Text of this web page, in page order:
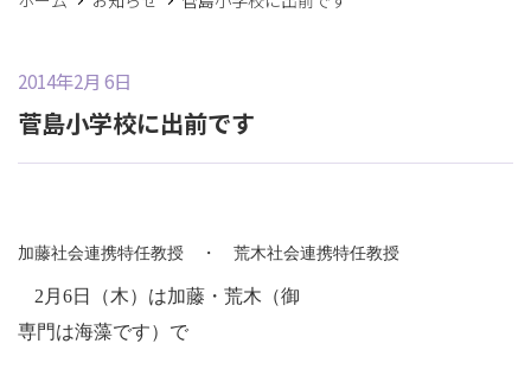
2014年2月 6日
菅島小学校に出前です
加藤社会連携特任教授 ・ 荒木社会連携特任教授
2月 6日（木）は加藤・荒木（御
専門は海藻です）で